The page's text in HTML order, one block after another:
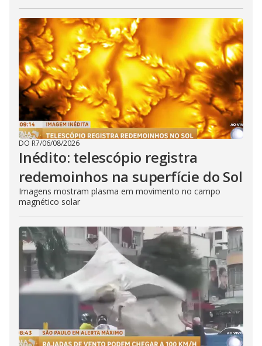
DO R7/06/08/2026
Inédito: telescópio registra
redemoinhos na superfície do Sol
Imagens mostram plasma em movimento no campo
magnético solar